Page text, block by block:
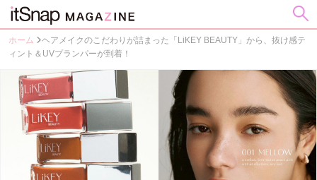
ホーム
ヘアメイクのこだわりが詰まった「LiKEY BEAUTY」から、抜け感テ
ィント＆UVプランパーが到着！